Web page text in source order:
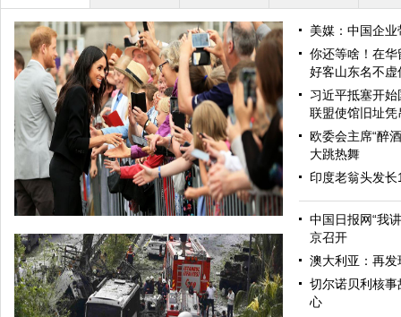
美媒：中国企
你还等啥！在
好客山东名不虚
习近平抵塞开
联盟使馆旧址凭
欧委会主席“醉
大跳热舞
印度老翁头发
中国日报网“我
京召开
澳大利亚：再
切尔诺贝利核
心